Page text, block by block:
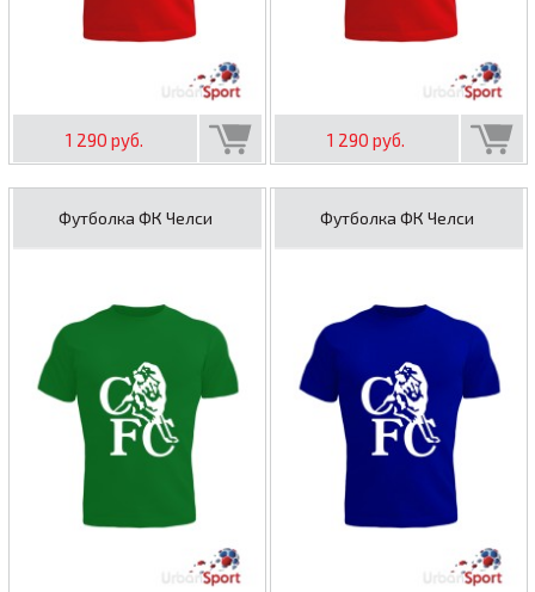
1 290 руб. 1 290 руб.
Футболка ФК Челси Футболка ФК Челси